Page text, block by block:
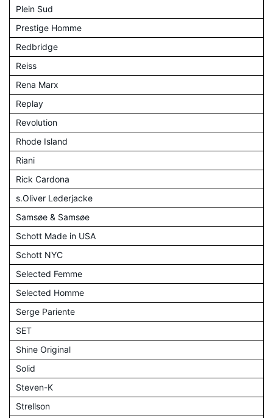
Plein Sud
Prestige Homme
Redbridge
Reiss
Rena Marx
Replay
Revolution
Rhode Island
Riani
Rick Cardona
s.Oliver Lederjacke
Samsøe & Samsøe
Schott Made in USA
Schott NYC
Selected Femme
Selected Homme
Serge Pariente
SET
Shine Original
Solid
Steven-K
Strellson